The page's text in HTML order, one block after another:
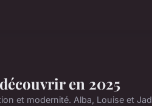
en 2025
et modernité. Alba, Louise et